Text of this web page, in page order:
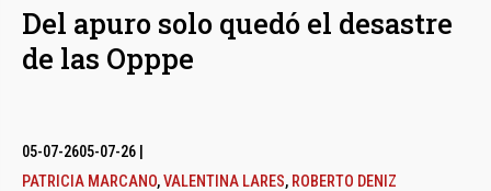
Del apuro solo quedó el desastre
de las Opppe
05-07-2605-07-26
PATRICIA MARCANO,VALENTINA LARES, ROBERTO DENIZ